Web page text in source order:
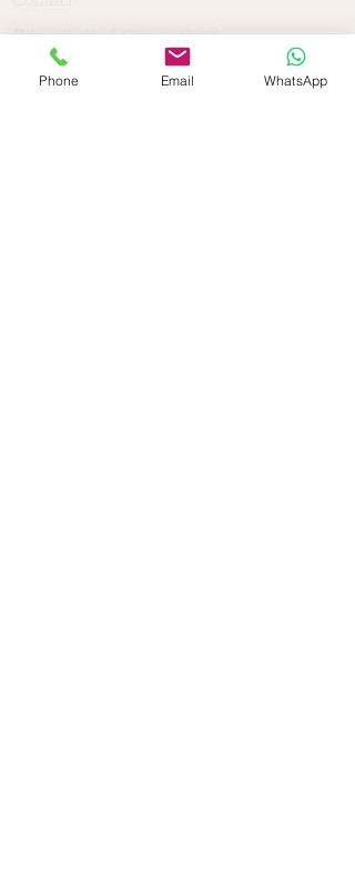
Pijnvrij zijn | Carenetics®
Kiki Kemp
Phone Email WhatsApp